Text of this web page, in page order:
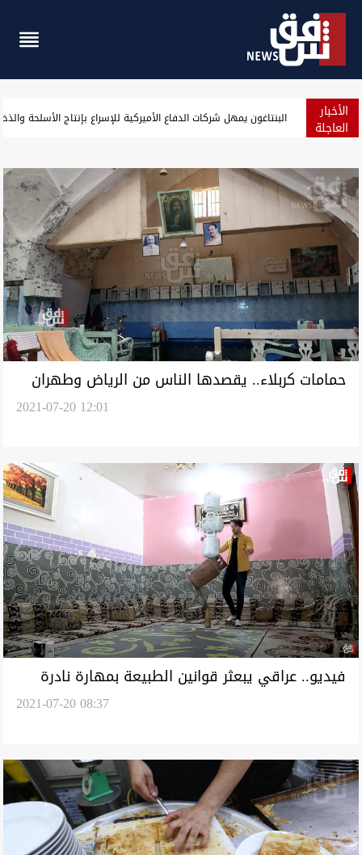
الأخبار
العاجلة الأسبوع السادس.. الصادرات النفطية العراقية إلى أميركا متوقفة
حمامات كربلاء.. يقصدها الناس من الرياض وطهران
2021-07-20 12:01
فيديو.. عراقي يبعثر قوانين الطبيعة بمهارة نادرة
2021-07-20 08:37